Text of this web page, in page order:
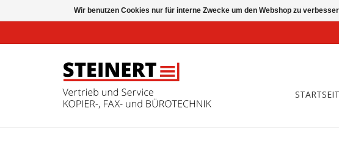
Wir benutzen Cookies nur für interne Zwecke um den Webshop zu